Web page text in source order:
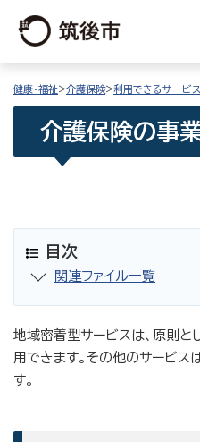
健康・福祉>介護保険>利用できるサービス
介護保険の事
目次
関連ファイル一覧
地域密着型サービスは、原則
用できます。その他のサービス
す。